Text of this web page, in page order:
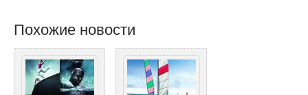
Похожие новости